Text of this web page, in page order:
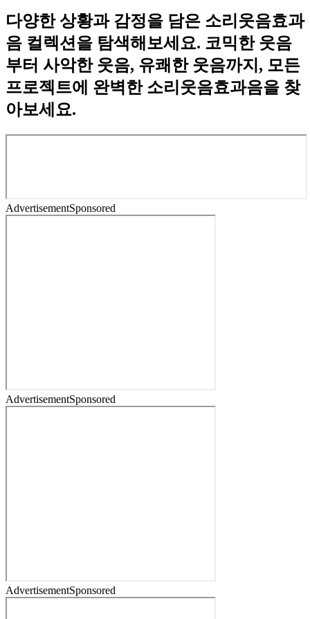
다양한 상황과 감정을 담은 소리웃음효과
음 컬렉션을 탐색해보세요. 코믹한 웃음
부터 사악한 웃음, 유쾌한 웃음까지, 모든
프로젝트에 완벽한 소리웃음효과음을 찾
아보세요.
AdvertisementSponsored
AdvertisementSponsored
AdvertisementSponsored